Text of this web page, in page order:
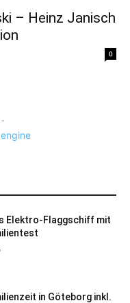
– Heinz Janisch
0
-
Elektro-Flaggschiff mit
in Göteborg inkl.